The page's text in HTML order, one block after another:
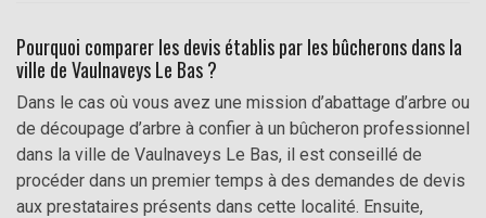
Pourquoi comparer les devis établis par les bûcherons dans la
ville de Vaulnaveys Le Bas ?
Dans le cas où vous avez une mission d’abattage d’arbre ou
de découpage d’arbre à confier à un bûcheron professionnel
dans la ville de Vaulnaveys Le Bas, il est conseillé de
procéder dans un premier temps à des demandes de devis
aux prestataires présents dans cette localité. Ensuite,